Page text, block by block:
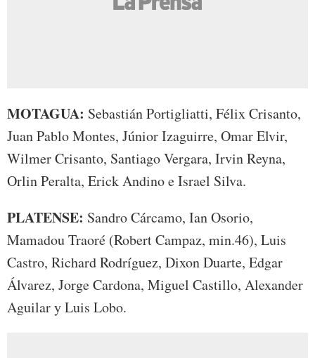
MOTAGUA: Sebastián Portigliatti, Félix Crisanto,
Juan Pablo Montes, Júnior Izaguirre, Omar Elvir,
Wilmer Crisanto, Santiago Vergara, Irvin Reyna,
Orlin Peralta, Erick Andino e Israel Silva.
PLATENSE: Sandro Cárcamo, Ian Osorio,
Mamadou Traoré (Robert Campaz, min.46), Luis
Castro, Richard Rodríguez, Dixon Duarte, Edgar
Álvarez, Jorge Cardona, Miguel Castillo, Alexander
Aguilar y Luis Lobo.